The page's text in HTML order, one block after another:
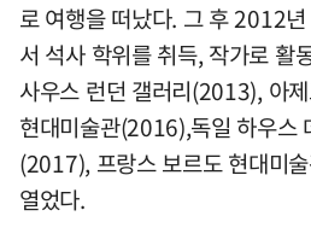
로 여행을 떠났다. 그 후 2012
서 석사 학위를 취득, 작가로 활
사우스 런던 갤러리(2013), 아
현대미술관(2016),독일 하우스
(2017), 프랑스 보르도 현대미
열었다.